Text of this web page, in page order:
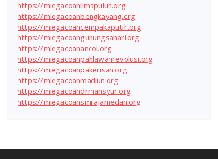
https://miegacoanlimapuluh.org
https://miegacoanbengkayang.org
https://miegacoancempakaputih.org
https://miegacoangunungsahari.org
https://miegacoanancol.org
https://miegacoanpahlawanrevolusi.org
https://miegacoanpakerisan.org
https://miegacoanmadiun.org
https://miegacoandrmansyur.org
https://miegacoansmrajamedan.org